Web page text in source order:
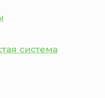
система